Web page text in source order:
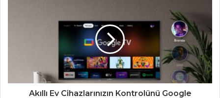
Akıllı Ev Cihazlarınızın Kontrolünü Google